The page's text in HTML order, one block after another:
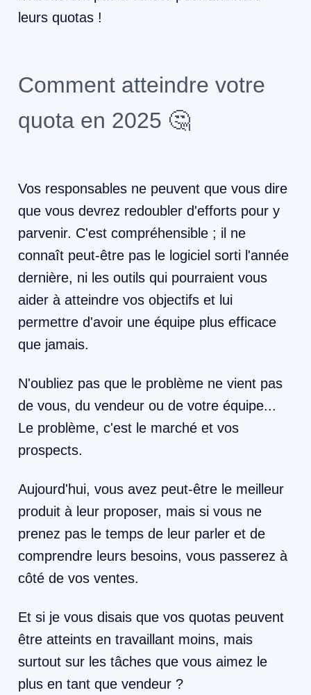
leurs quotas !
Comment atteindre votre
quota en 2025 🤔
Vos responsables ne peuvent que vous dire
que vous devrez redoubler d'efforts pour y
parvenir. C'est compréhensible ; il ne
connaît peut-être pas le logiciel sorti l'année
dernière, ni les outils qui pourraient vous
aider à atteindre vos objectifs et lui
permettre d'avoir une équipe plus efficace
que jamais.
N'oubliez pas que le problème ne vient pas
de vous, du vendeur ou de votre équipe...
Le problème, c'est le marché et vos
prospects.
Aujourd'hui, vous avez peut-être le meilleur
produit à leur proposer, mais si vous ne
prenez pas le temps de leur parler et de
comprendre leurs besoins, vous passerez à
côté de vos ventes.
Et si je vous disais que vos quotas peuvent
être atteints en travaillant moins, mais
surtout sur les tâches que vous aimez le
plus en tant que vendeur ?